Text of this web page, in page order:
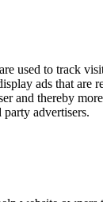
used to track
ads that are
and thereby
advertisers.